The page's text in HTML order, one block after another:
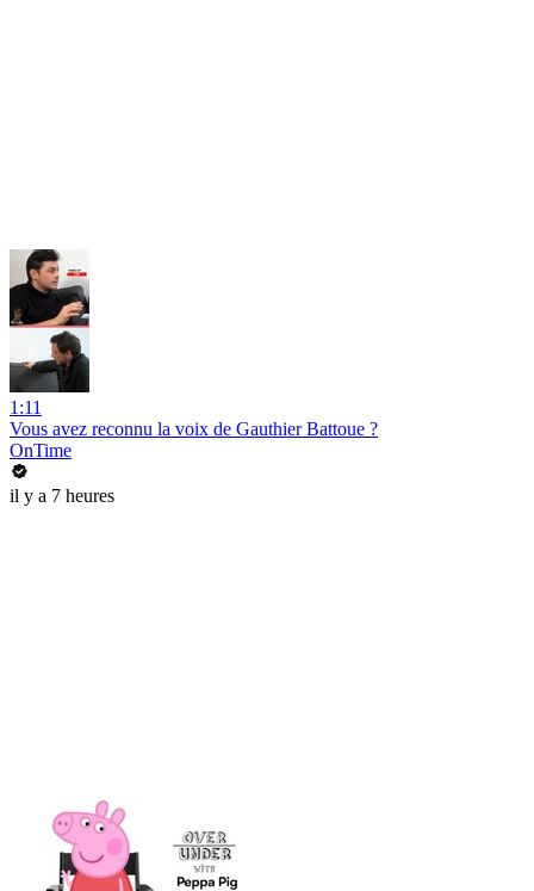
1:11
Vous avez reconnu la voix de Gauthier Battoue ?
OnTime
il y a 7 heures